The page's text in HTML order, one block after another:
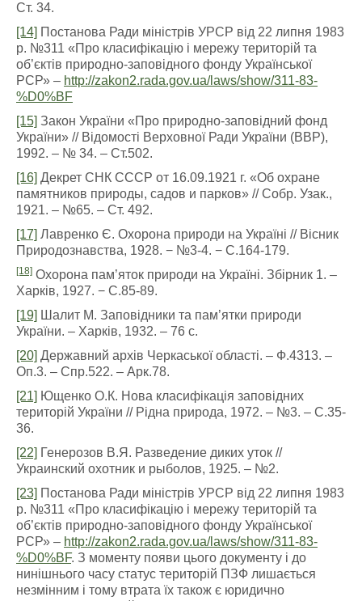
Ст. 34.
[14] Постанова Ради міністрів УРСР від 22 липня 1983
р. №311 «Про класифікацію і мережу територій та
об’єктів природно-заповідного фонду Української
РСР» – http://zakon2.rada.gov.ua/laws/show/311-83-
%D0%BF
[15] Закон України «Про природно-заповідний фонд
України» // Відомості Верховної Ради України (ВВР),
1992. – № 34. – Ст.502.
[16] Декрет СНК СССР от 16.09.1921 г. «Об охране
памятников природы, садов и парков» // Собр. Узак.,
1921. – №65. – Ст. 492.
[17] Лавренко Є. Охорона природи на Україні // Вісник
Природознавства, 1928. − №3-4. − С.164-179.
[18] Охорона пам’яток природи на Україні. Збірник 1. –
Харків, 1927. − С.85-89.
[19] Шалит М. Заповідники та пам’ятки природи
України. – Харків, 1932. – 76 с.
[20] Державний архів Черкаської області. – Ф.4313. –
Оп.3. – Спр.522. – Арк.78.
[21] Ющенко О.К. Нова класифікація заповідних
територій України // Рідна природа, 1972. – №3. – С.35-
36.
[22] Генерозов В.Я. Разведение диких уток //
Украинский охотник и рыболов, 1925. – №2.
[23] Постанова Ради міністрів УРСР від 22 липня 1983
р. №311 «Про класифікацію і мережу територій та
об’єктів природно-заповідного фонду Української
РСР» – http://zakon2.rada.gov.ua/laws/show/311-83-
%D0%BF. З моменту появи цього документу і до
нинішнього часу статус територій ПЗФ лишається
незмінним і тому втрата їх також є юридично